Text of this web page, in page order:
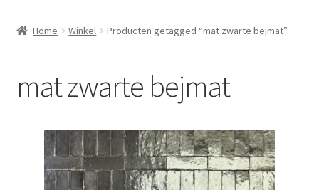
Mozaïekvellen
Contact
Home Winkel Producten getagged “mat zwarte bejmat”
mat zwarte bejmat